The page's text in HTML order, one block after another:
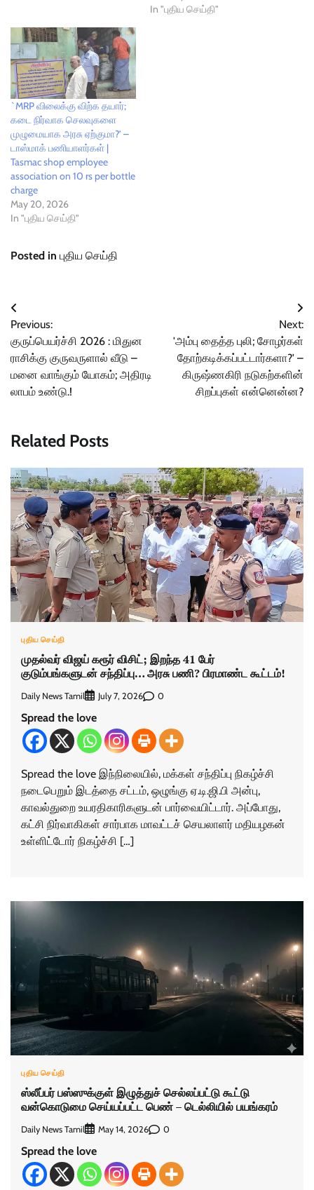
In "புதிய செய்தி"
`MRP விலைக்கு விற்க தயார்;
கடை நிர்வாக செலவுகளை
முழுமையாக அரசு ஏற்குமா?’ –
டாஸ்மாக் பணியாளர்கள் |
Tasmac shop employee
association on 10 rs per bottle
charge
May 20, 2026
In "புதிய செய்தி"
Posted in புதிய செய்தி
Post
navigation
Previous:
குருப்பெயர்ச்சி 2026 : மிதுன
ராசிக்கு குருவருளால் வீடு –
மனை வாங்கும் யோகம்; அதிரடி
லாபம் உண்டு.!
Next:
'அம்பு தைத்த புலி; சோழர்கள்
தோற்கடிக்கப்பட்டார்களா?' –
கிருஷ்ணகிரி நடுகற்களின்
சிறப்புகள் என்னென்ன?
Related Posts
புதிய செய்தி
முதல்வர் விஜய் கரூர் விசிட்; இறந்த 41 பேர்
குடும்பங்களுடன் சந்திப்பு… அரசு பணி? பிரமாண்ட கூட்டம்!
Daily News Tamil July 7, 2026 0
Spread the love
Spread the love இந்நிலையில், மக்கள் சந்திப்பு நிகழ்ச்சி
நடைபெறும் இடத்தை சட்டம், ஒழுங்கு ஏ.டி.ஜி.பி அன்பு,
காவல்துறை உயரதிகாரிகளுடன் பார்வையிட்டார். அப்போது,
கட்சி நிர்வாகிகள் சார்பாக மாவட்டச் செயலாளர் மதியழகன்
உள்ளிட்டோர் நிகழ்ச்சி […]
புதிய செய்தி
ஸ்லீப்பர் பஸ்ஸுக்குள் இழுத்துச் செல்லப்பட்டு கூட்டு
வன்கொடுமை செய்யப்பட்ட பெண் – டெல்லியில் பயங்கரம்
Daily News Tamil May 14, 2026 0
Spread the love